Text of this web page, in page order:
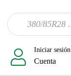
Iniciar sesión
Cuenta